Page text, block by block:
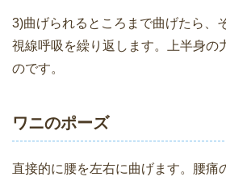
3)曲げられるところまで曲げたら、
視線呼吸を繰り返します。上半身の
のです。
ワニのポーズ
直接的に腰を左右に曲げます。腰痛